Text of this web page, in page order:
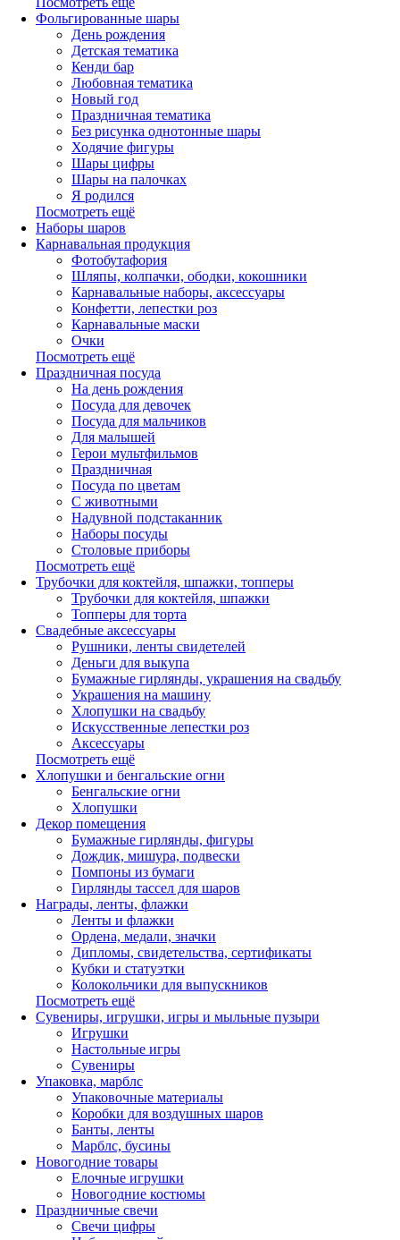
Фольгированные шары
День рождения
Детская тематика
Кенди бар
Любовная тематика
Новый год
Праздничная тематика
Без рисунка однотонные шары
Ходячие фигуры
Шары цифры
Шары на палочках
Я родился
Посмотреть ещё
Наборы шаров
Карнавальная продукция
Фотобутафория
Шляпы, колпачки, ободки, кокошники
Карнавальные наборы, аксессуары
Конфетти, лепестки роз
Карнавальные маски
Очки
Посмотреть ещё
Праздничная посуда
На день рождения
Посуда для девочек
Посуда для мальчиков
Для малышей
Герои мультфильмов
Праздничная
Посуда по цветам
С животными
Надувной подстаканник
Наборы посуды
Столовые приборы
Посмотреть ещё
Трубочки для коктейля, шпажки, топперы
Трубочки для коктейля, шпажки
Топперы для торта
Свадебные аксессуары
Рушники, ленты свидетелей
Деньги для выкупа
Бумажные гирлянды, украшения на свадьбу
Украшения на машину
Хлопушки на свадьбу
Искусственные лепестки роз
Аксессуары
Посмотреть ещё
Хлопушки и бенгальские огни
Бенгальские огни
Хлопушки
Декор помещения
Бумажные гирлянды, фигуры
Дождик, мишура, подвески
Помпоны из бумаги
Гирлянды тассел для шаров
Награды, ленты, флажки
Ленты и флажки
Ордена, медали, значки
Дипломы, свидетельства, сертификаты
Кубки и статуэтки
Колокольчики для выпускников
Посмотреть ещё
Сувениры, игрушки, игры и мыльные пузыри
Игрушки
Настольные игры
Сувениры
Упаковка, марблс
Упаковочные материалы
Коробки для воздушных шаров
Банты, ленты
Марблс, бусины
Новогодние товары
Елочные игрушки
Новогодние костюмы
Праздничные свечи
Свечи цифры